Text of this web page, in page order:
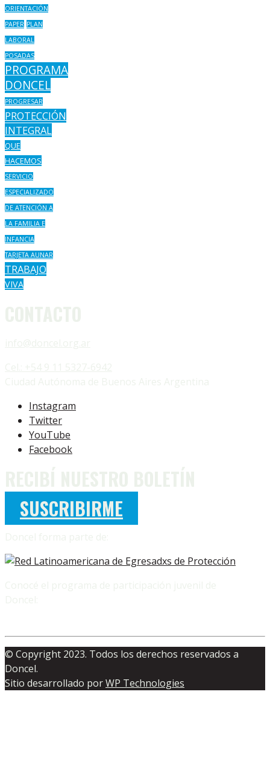
ORIENTACIÓN
PAPER PLAN
LABORAL
POSADAS
PROGRAMA
DONCEL
PROGRESAR
PROTECCIÓN
INTEGRAL
QUE
HACEMOS
SERVICIO
ESPECIALIZADO
DE ATENCIÓN A
LA FAMILIA E
INFANCIA
TARJETA AUNAR
TRABAJO
VIVA
Instagram
Twitter
YouTube
Facebook
SUSCRIBIRME
© Copyright 2023. Todos los derechos reservados a
Doncel.
Sitio desarrollado porWP Technologies